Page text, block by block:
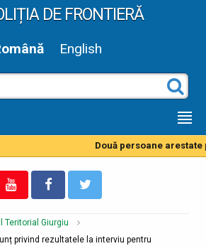
DE FRONTIERĂ
English
Două persoane
Teritorial Giurgiu
privind rezultatele la interviu pentru